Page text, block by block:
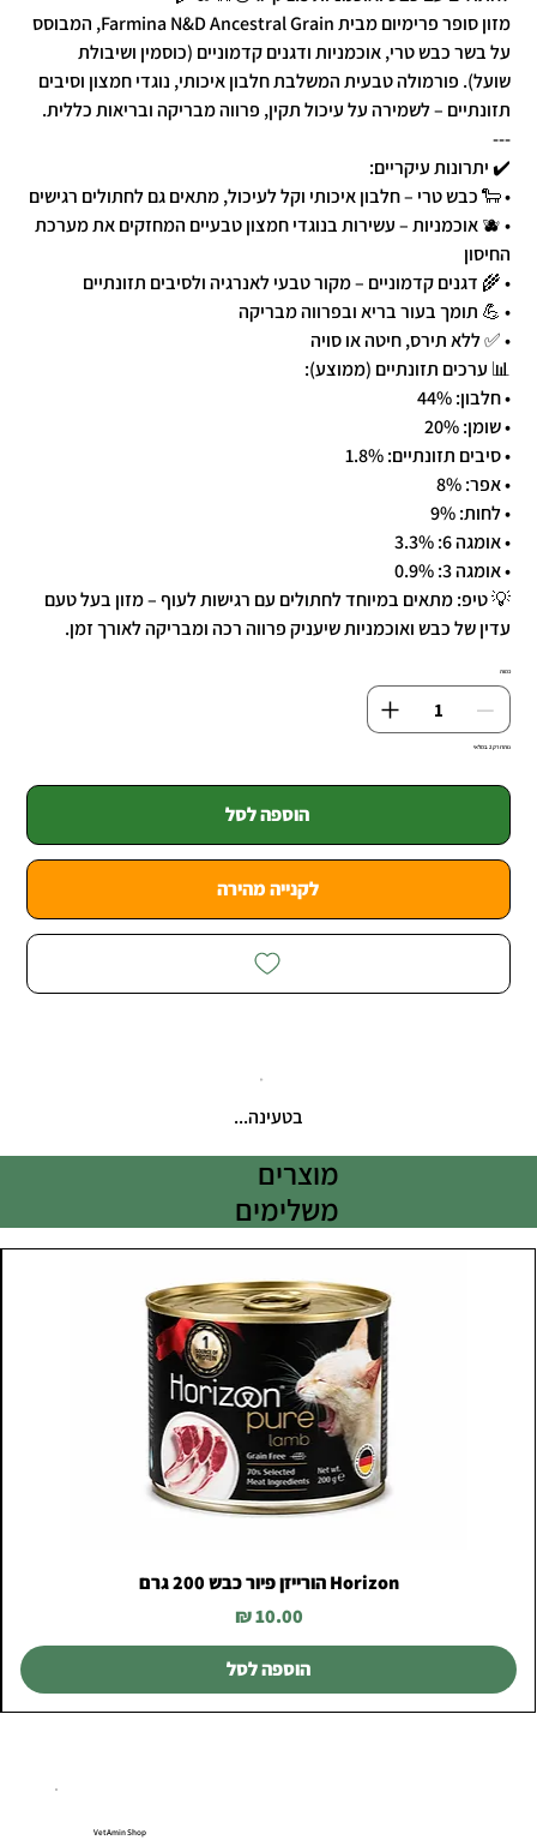
מזון סופר פרימיום מבית Farmina N&D Ancestral Grain, המבוסס
על בשר כבש טרי, אוכמניות ודגנים קדמוניים (כוסמין ושיבולת
שועל). פורמולה טבעית המשלבת חלבון איכותי, נוגדי חמצון וסיבים
תזונתיים – לשמירה על עיכול תקין, פרווה מבריקה ובריאות כללית.
---
✔️ יתרונות עיקריים:
• 🐑 כבש טרי – חלבון איכותי וקל לעיכול, מתאים גם לחתולים רגישים
• 🫐 אוכמניות – עשירות בנוגדי חמצון טבעיים המחזקים את מערכת
החיסון
• 🌾 דגנים קדמוניים – מקור טבעי לאנרגיה ולסיבים תזונתיים
• 💪 תומך בעור בריא ובפרווה מבריקה
• ✅ ללא תירס, חיטה או סויה
📊 ערכים תזונתיים (ממוצע):
• חלבון: 44%
• שומן: 20%
• סיבים תזונתיים: 1.8%
• אפר: 8%
• לחות: 9%
• אומגה 6: 3.3%
• אומגה 3: 0.9%
💡 טיפ: מתאים במיוחד לחתולים עם רגישות לעוף – מזון בעל טעם
עדין של כבש ואוכמניות שיעניק פרווה רכה ומבריקה לאורך זמן.
כמות
נותרו רק 2 במלאי
הוספה לסל
לקנייה מהירה
בטעינה...
מוצרים
משלימים
Horizon הורייזן פיור כבש 200 גרם
מחיר
הוספה לסל
VetAmin Shop